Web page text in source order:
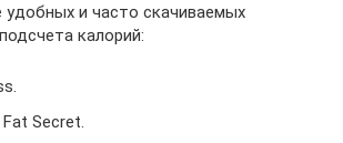
удобных и часто скачиваемых
калорий:
Secret.